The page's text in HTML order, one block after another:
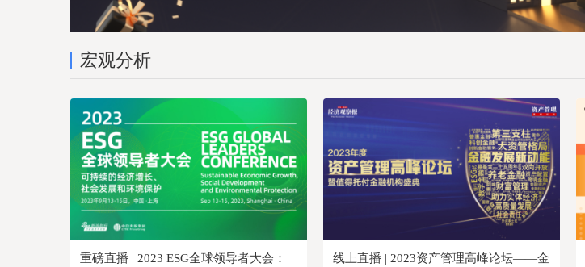
宏观分析
重磅直播 | 2023 ESG全球领导者大会：
线上直播 | 2023资产管理高峰论坛——金